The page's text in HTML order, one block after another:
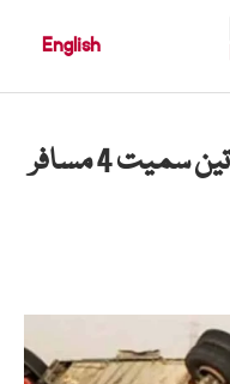
English
تیز رفتار کوچ الٹنے سے 2 خواتین سمیت 4 مسافر